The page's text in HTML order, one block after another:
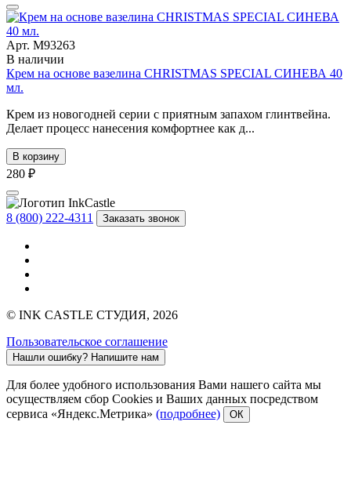
Арт. М93263
В наличии
Крем на основе вазелина CHRISTMAS SPECIAL СИНЕВА 40
мл.
Крем из новогодней серии с приятным запахом глинтвейна.
Делает процесс нанесения комфортнее как д...
В корзину
280 ₽
8 (800) 222-4311 Заказать звонок
© INK CASTLE СТУДИЯ, 2026
Пользовательское соглашение
Нашли ошибку? Напишите нам
Для более удобного использования Вами нашего сайта мы
осуществляем сбор Cookies и Ваших данных посредством
сервиса «Яндекс.Метрика» (подробнее) ОК